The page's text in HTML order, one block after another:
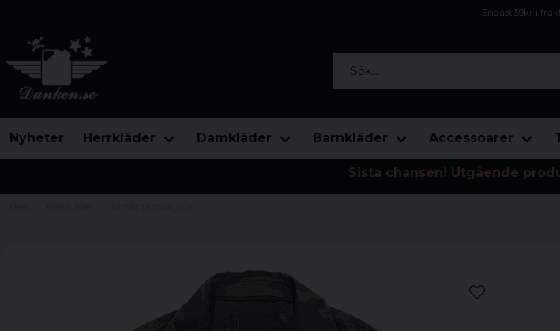
Endast 59kr i
Nyheter Herrkläder Damkläder Barnkläder Accessoarer
Sista chansen! Utgående